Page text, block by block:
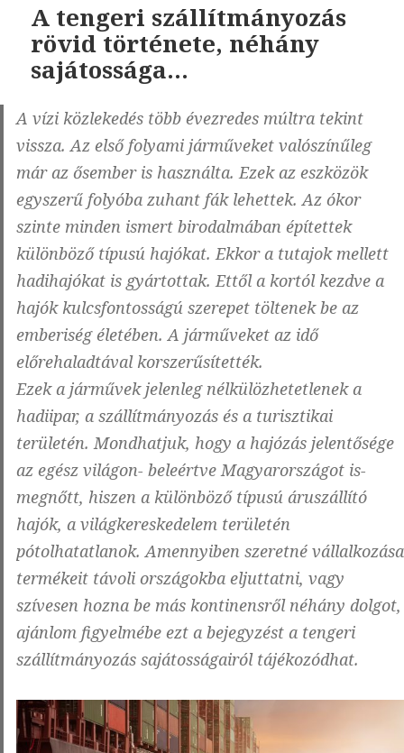
A tengeri szállítmányozás
rövid története, néhány
sajátossága…
A vízi közlekedés több évezredes múltra tekint
vissza. Az első folyami járműveket valószínűleg
már az ősember is használta. Ezek az eszközök
egyszerű folyóba zuhant fák lehettek. Az ókor
szinte minden ismert birodalmában építettek
különböző típusú hajókat. Ekkor a tutajok mellett
hadihajókat is gyártottak. Ettől a kortól kezdve a
hajók kulcsfontosságú szerepet töltenek be az
emberiség életében. A járműveket az idő
előrehaladtával korszerűsítették.
Ezek a járművek jelenleg nélkülözhetetlenek a
hadiipar, a szállítmányozás és a turisztikai
területén. Mondhatjuk, hogy a hajózás jelentősége
az egész világon- beleértve Magyarországot is-
megnőtt, hiszen a különböző típusú áruszállító
hajók, a világkereskedelem területén
pótolhatatlanok. Amennyiben szeretné vállalkozása
termékeit távoli országokba eljuttatni, vagy
szívesen hozna be más kontinensről néhány dolgot,
ajánlom figyelmébe ezt a bejegyzést a tengeri
szállítmányozás sajátosságairól tájékozódhat.